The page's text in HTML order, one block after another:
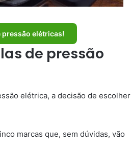
pressão elétricas!
de pressão
elétrica, a decisão de escolher
marcas que, sem dúvidas, vão